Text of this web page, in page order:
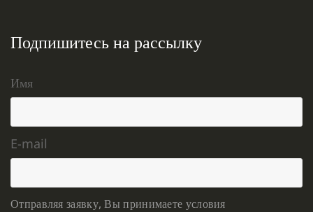
Подпишитесь на рассылку
Имя
E-mail
Отправляя заявку, Вы принимаете условия